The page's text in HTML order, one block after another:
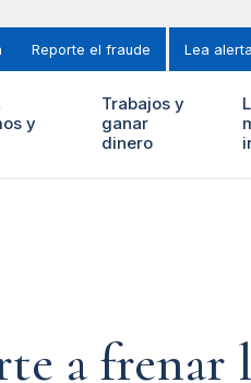
Reporte el fraude Lea
y
Trabajos y
ganar
dinero
a frenar